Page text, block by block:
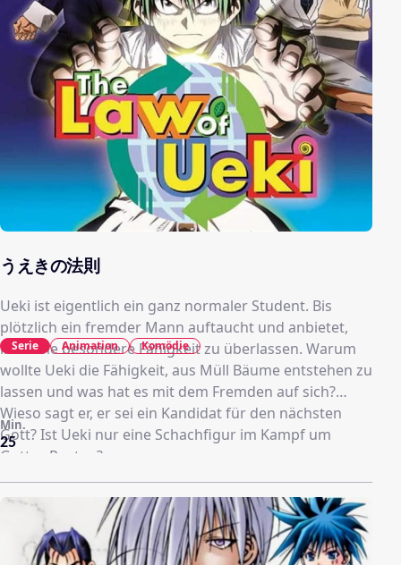
うえきの法則
Ueki ist eigentlich ein ganz normaler Student. Bis
plötzlich ein fremder Mann auftaucht und anbietet,
ihm eine besondere Fähigkeit zu überlassen. Warum
wollte Ueki die Fähigkeit, aus Müll Bäume entstehen zu
lassen und was hat es mit dem Fremden auf sich?
Wieso sagt er, er sei ein Kandidat für den nächsten
Gott? Ist Ueki nur eine Schachfigur im Kampf um
Gottes Posten?
25
Min.
Serie Animation Komödie